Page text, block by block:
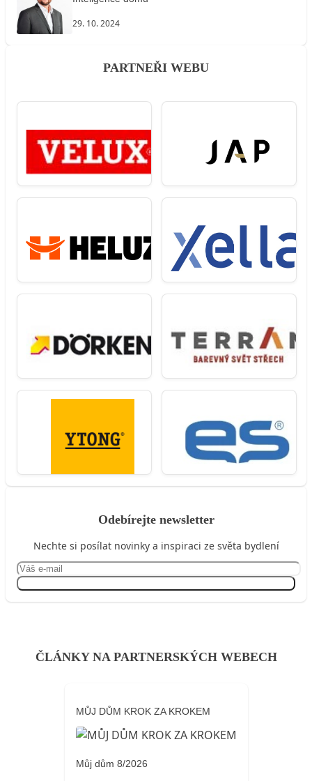
29. 10. 2024
PARTNEŘI WEBU
Odebírejte newsletter
Nechte si posílat novinky a inspiraci ze světa bydlení
ČLÁNKY NA PARTNERSKÝCH WEBECH
MŮJ DŮM KROK ZA KROKEM
Můj dům 8/2026